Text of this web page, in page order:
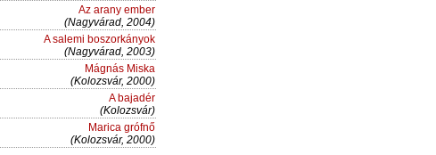
Az arany ember
(Nagyvárad, 2004)
A salemi boszorkányok
(Nagyvárad, 2003)
Mágnás Miska
(Kolozsvár, 2000)
A bajadér
(Kolozsvár)
Marica grófnő
(Kolozsvár, 2000)